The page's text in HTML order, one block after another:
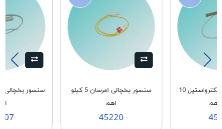
سنسور يخچالی الكترواستيل 10
اهم
سنسور يخچالی امرسان 5 كيلو
اهم
45220